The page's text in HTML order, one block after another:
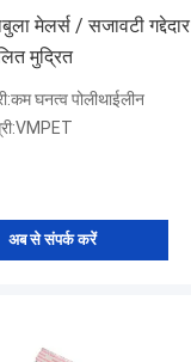
मेलर्स / सजावटी गद्देदार
मुद्रित
घनत्व पोलीथाईलीन
अब से संपर्क करें